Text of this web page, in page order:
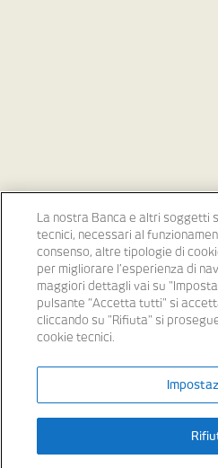
La nostra Banca e altri soggetti
tecnici, necessari al
consenso, altre tipologie di
per migliorare l’esperienza di
maggiori dettagli vai su
pulsante “Accetta tutti" si
cliccando su "Rifiuta" si
cookie tecnici.